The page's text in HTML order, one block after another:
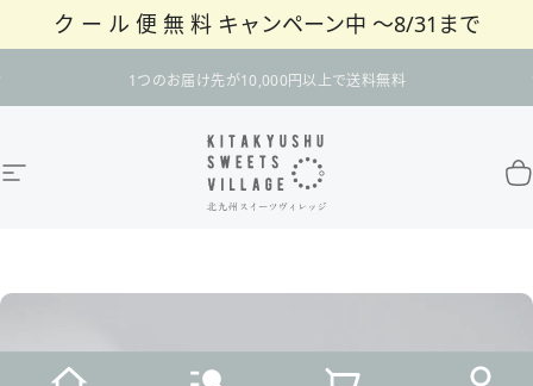
ク ー ル 便 無 料 キャンペーン中 〜8/31まで
ログインはこちら
サイトナビゲーション 北九州スイーツヴィレッジ / 公式オンラインショ